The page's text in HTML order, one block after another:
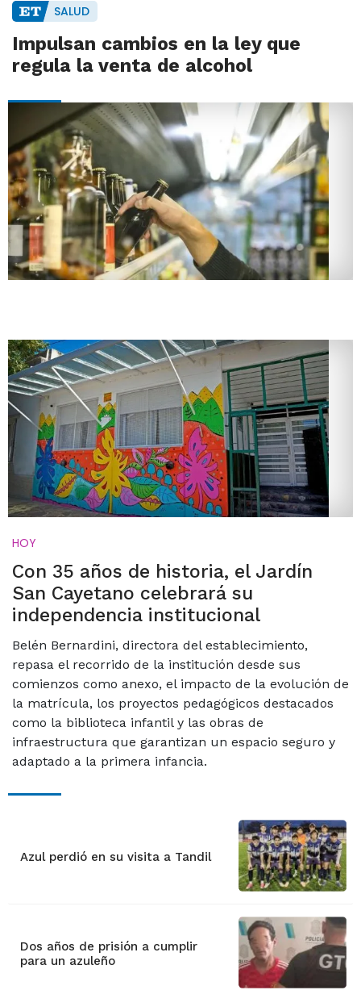
SALUD
Impulsan cambios en la ley que
regula la venta de alcohol
HOY
Con 35 años de historia, el Jardín
San Cayetano celebrará su
independencia institucional
Belén Bernardini, directora del establecimiento,
repasa el recorrido de la institución desde sus
comienzos como anexo, el impacto de la evolución de
la matrícula, los proyectos pedagógicos destacados
como la biblioteca infantil y las obras de
infraestructura que garantizan un espacio seguro y
adaptado a la primera infancia.
Azul perdió en su visita a Tandil
Dos años de prisión a cumplir
para un azuleño